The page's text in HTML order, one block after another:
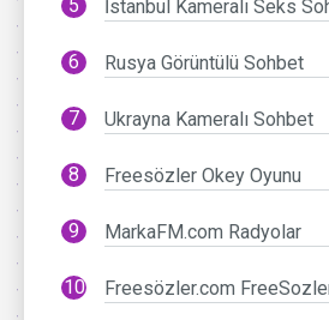
İstanbul Kameralı Seks
Rusya Görüntülü Sohbet
Ukrayna Kameralı Sohbet
Freesözler Okey Oyunu
MarkaFM.com Radyolar
Freesözler.com